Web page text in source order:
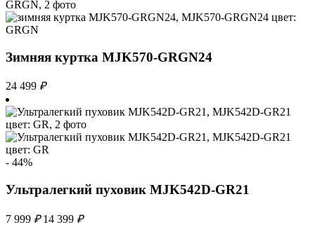
Зимняя куртка MJK570-GRGN24
24 499 ₽
- 44%
Ультралегкий пуховик MJK542D-GR21
7 999 ₽ 14 399 ₽